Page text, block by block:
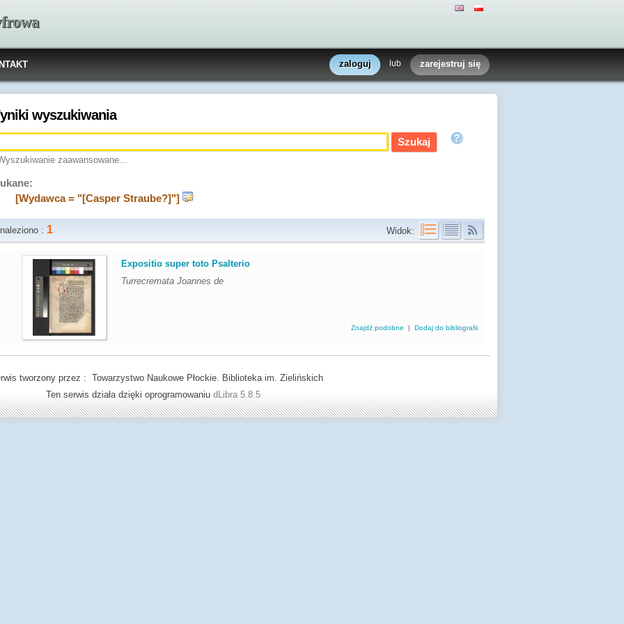
zaloguj lub zarejestruj się
wyszukiwania
zaawansowane...
[Wydawca = "[Casper Straube?]"]
: 1 Widok:
Expositio super toto Psalterio
Turrecremata Joannes de
Znajdź podobne |Dodaj do bibliografii
tworzony przez : Towarzystwo Naukowe Płockie. Biblioteka im. Zielińskich
Ten serwis działa dzięki oprogramowaniu dLibra 5.8.5